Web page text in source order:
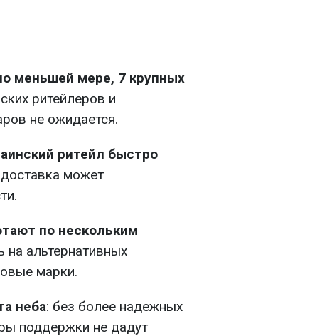
меньшей мере, 7 крупных
ритейлеров и
не ожидается.
ритейл быстро
доставка может
по нескольким
на альтернативных
марки.
неба: без более надежных
поддержки не дадут